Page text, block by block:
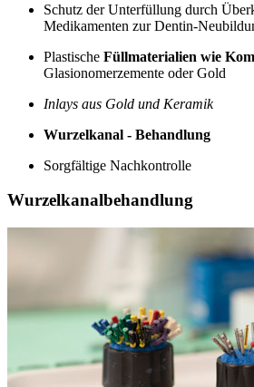
Schutz der Unterfüllung durch
Medikamenten zur Dentin-
Plastische Füllmaterialien wie
Glasionomerzemente oder Gold
Inlays aus Gold und Keramik
Wurzelkanal - Behandlung
Sorgfältige Nachkontrolle
Wurzelkanalbehandlung